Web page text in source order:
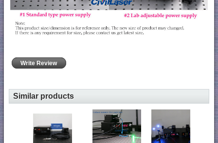
Write Review
Similar products